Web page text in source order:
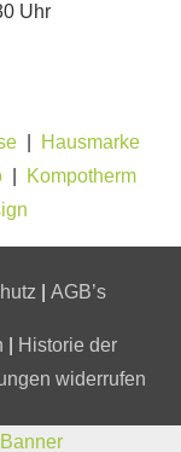
Uhr
Hausmarke
|
Kompotherm
AGB’s
Historie der
widerrufen